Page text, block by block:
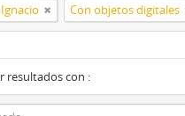
Con objetos digitales
resultados con :